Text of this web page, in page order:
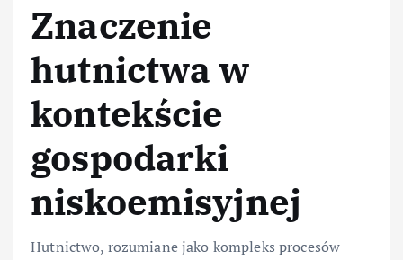
Znaczenie
hutnictwa w
kontekście
gospodarki
niskoemisyjnej
Hutnictwo, rozumiane jako kompleks procesów